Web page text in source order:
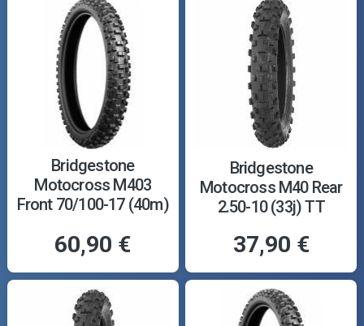
Bridgestone
Motocross M403
Front 70/100-17 (40m)
60,90 €
Bridgestone
Motocross M40 Rear
2.50-10 (33j) TT
37,90 €